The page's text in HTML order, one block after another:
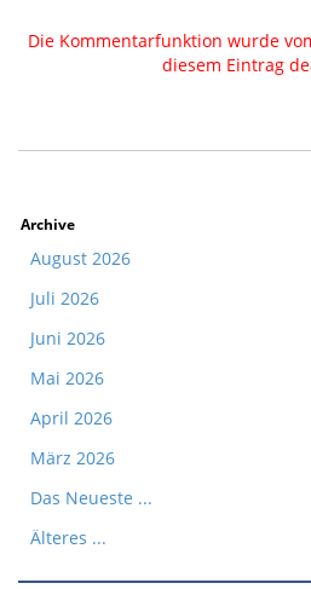
Die Kommentarfunktion wurde
diesem Eintrag
Archive
August 2026
Juli 2026
Juni 2026
Mai 2026
April 2026
März 2026
Das Neueste ...
Älteres ...